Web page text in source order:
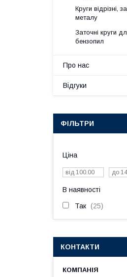
Круги відрізні,
металу
Заточні круги
бензопил
Про нас
Відгуки
ФІЛЬТРИ
Ціна
В наявності
Так 25
КОНТАКТИ